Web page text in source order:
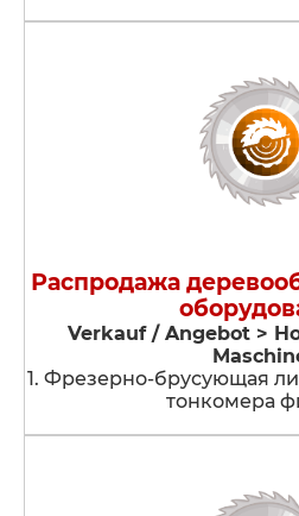
Распродажа
Verkauf / Angebot >
1. Фрезерно-брусующая
тонкомера